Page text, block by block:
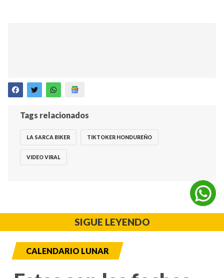
Tags relacionados
LA SARCA BIKER TIKTOKER HONDUREÑO
VIDEO VIRAL
SIGUE LEYENDO
CALENDARIO LUNAR